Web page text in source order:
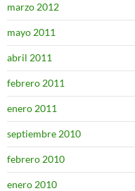
marzo 2012
mayo 2011
abril 2011
febrero 2011
enero 2011
septiembre 2010
febrero 2010
enero 2010